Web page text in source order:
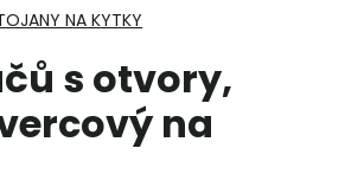
NA KYTKY
s otvory,
na